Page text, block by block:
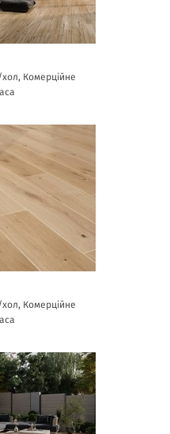
хол, Комерційне
хол, Комерційне